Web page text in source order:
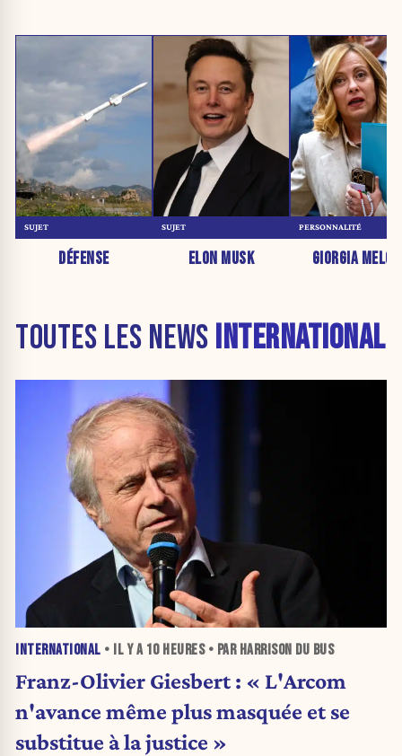
DÉFENSE
SUJET
ELON MUSK
SUJET
GIORGIA
PERSONNALITÉ
TOUTES LES NEWS INTERNATIONAL
INTERNATIONAL • IL Y A 10 HEURES• PAR HARRISON DU BUS
Franz-Olivier Giesbert : « L'Arcom
n'avance même plus masquée et se
substitue à la justice »